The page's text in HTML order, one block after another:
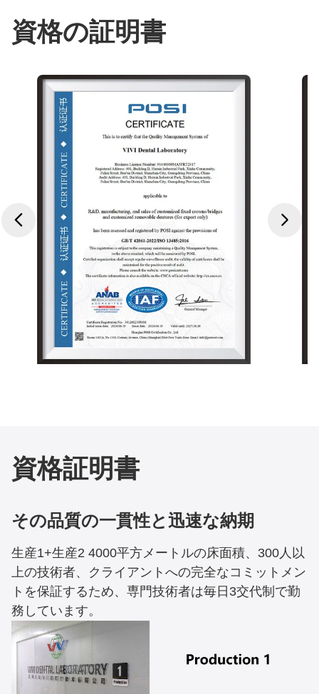
資格の証明書
資格証明書
その品質の一貫性と迅速な納期
生産1+生産2 4000平方メートルの床面積、300人以
上の技術者、クライアントへの完全なコミットメン
トを保証するため、専門技術者は毎日3交代制で勤
務しています。